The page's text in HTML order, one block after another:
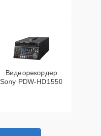
Видеорекордер
Sony PDW-HD1550